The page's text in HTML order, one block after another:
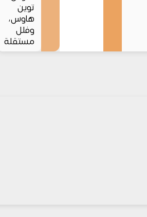
توين
هاوس،
وفلل
مستقلة